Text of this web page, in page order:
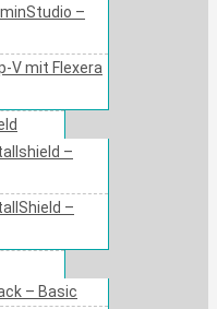
–
V mit Flexera
–
–
– Basic